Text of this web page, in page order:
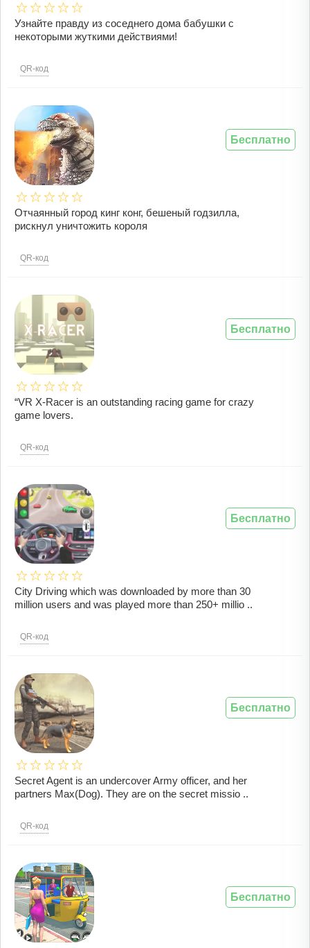
Узнайте правду из соседнего дома бабушки с
некоторыми жуткими действиями!
QR-код
Отчаянный город кинг конг, бешеный годзилла,
рискнул уничтожить короля
QR-код
Бесплатно
“VR X-Racer is an outstanding racing game for crazy
game lovers.
QR-код
Бесплатно
City Driving which was downloaded by more than 30
million users and was played more than 250+ millio ..
QR-код
Бесплатно
Secret Agent is an undercover Army officer, and her
partners Max(Dog). They are on the secret missio ..
QR-код
Бесплатно
Бесплатно